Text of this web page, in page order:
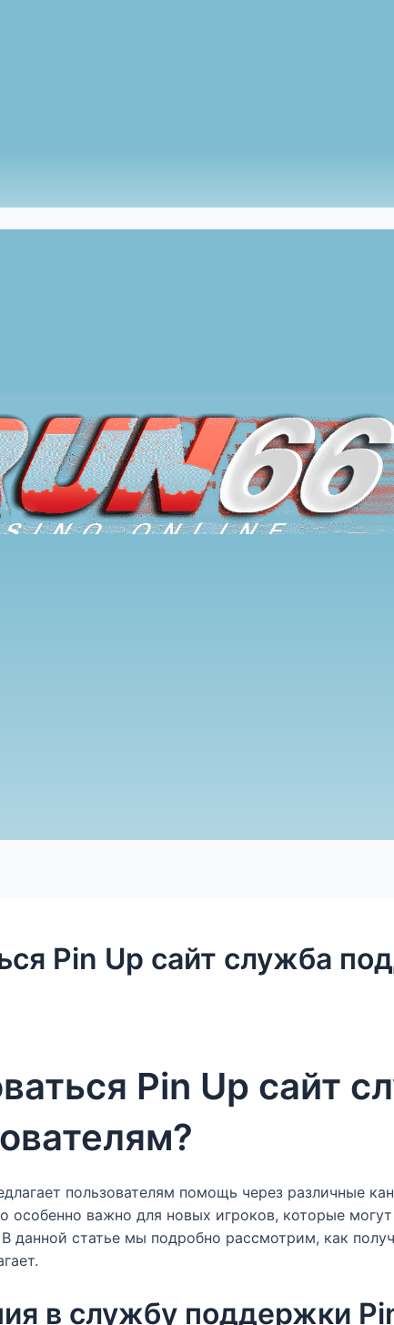
Pin Up сайт служба
Pin Up сайт
пользователям помощь через различные
особенно важно для новых игроков, которые
данной статье мы подробно рассмотрим, как
в службу поддержки